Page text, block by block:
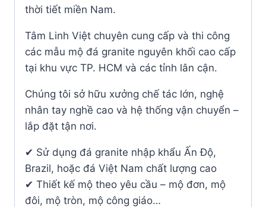
thời tiết miền Nam.
Tâm Linh Việt chuyên cung cấp và thi công
các mẫu mộ đá granite nguyên khối cao cấp
tại khu vực TP. HCM và các tỉnh lân cận.
Chúng tôi sở hữu xưởng chế tác lớn, nghệ
nhân tay nghề cao và hệ thống vận chuyển –
lắp đặt tận nơi.
✔ Sử dụng đá granite nhập khẩu Ấn Độ,
Brazil, hoặc đá Việt Nam chất lượng cao
✔ Thiết kế mộ theo yêu cầu – mộ đơn, mộ
đôi, mộ tròn, mộ công giáo…